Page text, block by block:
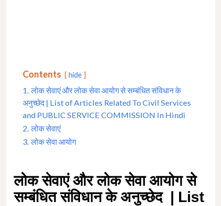
Contents hide
1. लोक सेवाएं और लोक सेवा आयोग से सम्बंधित संविधान के
अनुच्छेद | List of Articles Related To Civil Services
and PUBLIC SERVICE COMMISSION In Hindi
2. लोक सेवाएं
3. लोक सेवा आयोग
लोक सेवाएं और लोक सेवा आयोग से
सम्बंधित संविधान के अनुच्छेद | List